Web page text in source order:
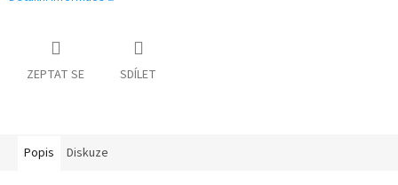
ZEPTAT SE SDÍLET
Popis Diskuze